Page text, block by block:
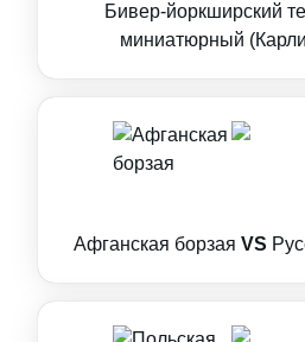
Бивер-йоркширский
миниатюрный
Афганская борзая VS